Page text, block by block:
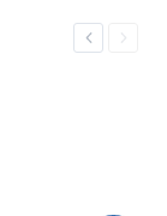
PreviousNext